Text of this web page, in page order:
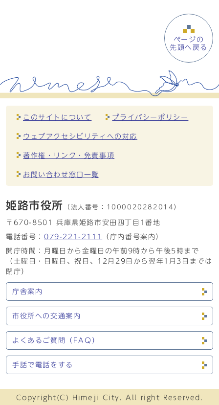
ページの
先頭へ戻る
このサイトについて プライバシーポリシー
ウェブアクセシビリティへの対応
著作権・リンク・免責事項
お問い合わせ窓口一覧
姫路市役所 （法人番号： 1000020282014）
〒670-8501 兵庫県姫路市安田四丁目1番地
電話番号： 079-221-2111
（庁内番号案内）
開庁時間：月曜日から金曜日の午前9時から午後5時まで
（土曜日・日曜日、祝日、12月29日から翌年1月3日までは
閉庁）
庁舎案内
市役所への交通案内
よくあるご質問（FAQ）
手話で電話をする
Copyright(C) Himeji City. All right Reserved.